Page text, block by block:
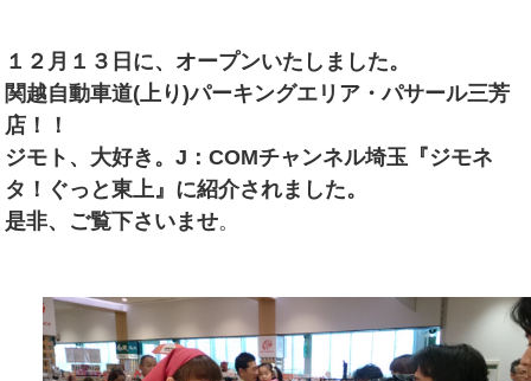
１２月１３日に、オープンいたしました。
関越自動車道(上り)パーキングエリア・パサール三芳
店！！
ジモト、大好き。J：COMチャンネル埼玉『ジモネ
タ！ぐっと東上』に紹介されました。
是非、ご覧下さいませ。